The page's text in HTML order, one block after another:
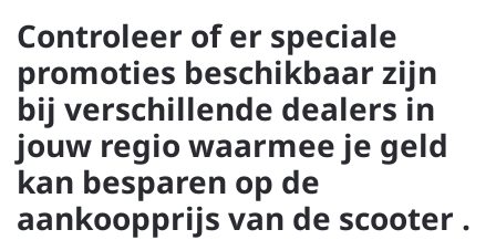
Controleer of er speciale
promoties beschikbaar zijn
bij verschillende dealers in
jouw regio waarmee je geld
kan besparen op de
aankoopprijs van de scooter .